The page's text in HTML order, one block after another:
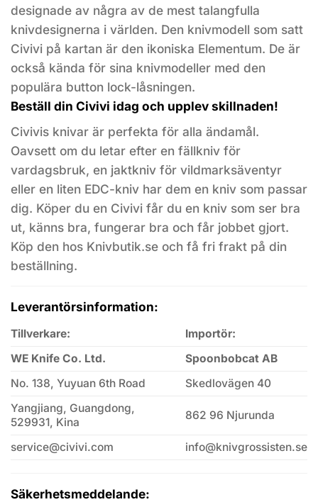
designade av några av de mest talangfulla
knivdesignerna i världen. Den knivmodell som satt
Civivi på kartan är den ikoniska Elementum. De är
också kända för sina knivmodeller med den
populära button lock-låsningen.
Beställ din Civivi idag och upplev skillnaden!
Civivis knivar är perfekta för alla ändamål.
Oavsett om du letar efter en fällkniv för
vardagsbruk, en jaktkniv för vildmarksäventyr
eller en liten EDC-kniv har dem en kniv som passar
dig. Köper du en Civivi får du en kniv som ser bra
ut, känns bra, fungerar bra och får jobbet gjort.
Köp den hos Knivbutik.se och få fri frakt på din
beställning.
Leverantörsinformation:
Tillverkare:
Importör:
WE Knife Co. Ltd.
Spoonbobcat AB
No. 138, Yuyuan 6th Road
Skedlovägen 40
Yangjiang, Guangdong,
529931, Kina
862 96 Njurunda
service@civivi.com info@knivgrossisten.se
Säkerhetsmeddelande: